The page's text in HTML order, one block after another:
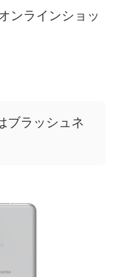
ンラインショッ
ブラッシュネ